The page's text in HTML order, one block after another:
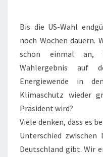
Bis die US-Wahl
noch Wochen dauern.
schon einmal an,
Wahlergebnis auf
Energiewende in
Klimaschutz wieder
Präsident wird?
Viele denken, dass es
Unterschied zwischen
Deutschland gibt. Wir